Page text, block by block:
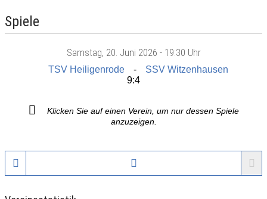
Spiele
Samstag, 20. Juni 2026 - 19:30 Uhr
TSV Heiligenrode
SSV Witzenhausen
9:4
Klicken Sie auf einen Verein, um nur dessen Spiele
anzuzeigen.